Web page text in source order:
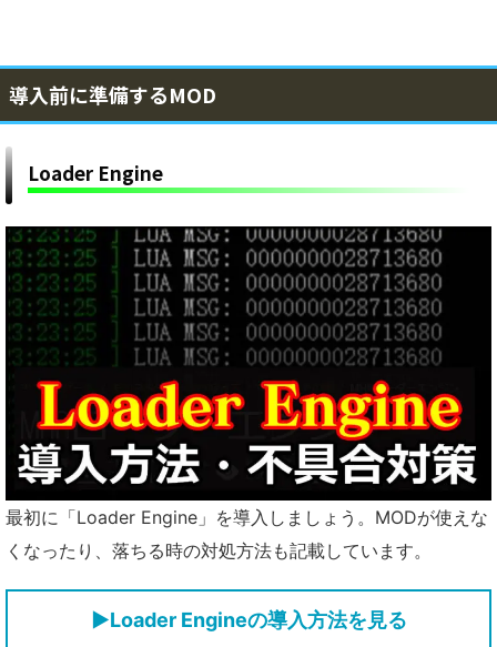
導入前に準備するMOD
Loader Engine
最初に「Loader Engine」を導入しましょう。MODが使えな
くなったり、落ちる時の対処方法も記載しています。
▶Loader Engineの導入方法を見る